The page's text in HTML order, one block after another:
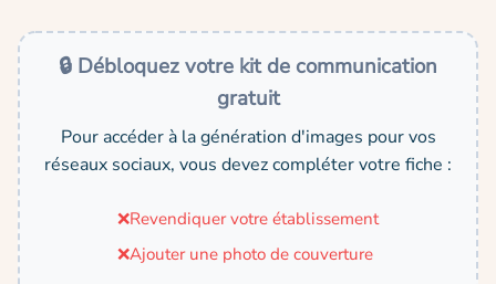
🔒 Débloquez votre kit de communication
gratuit
Pour accéder à la génération d'images pour vos
réseaux sociaux, vous devez compléter votre fiche :
❌Revendiquer votre établissement
❌Ajouter une photo de couverture